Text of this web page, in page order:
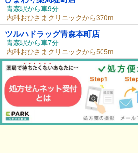
青森駅から車9分
内科おひさまクリニックから370m
ツルハドラッグ青森本町店
青森駅から車7分
内科おひさまクリニックから505m